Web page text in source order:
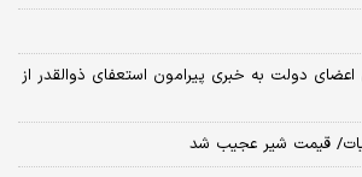
دولت به خبری پیرامون استعفای ذوالقدر از
قیمت شیر عجیب شد